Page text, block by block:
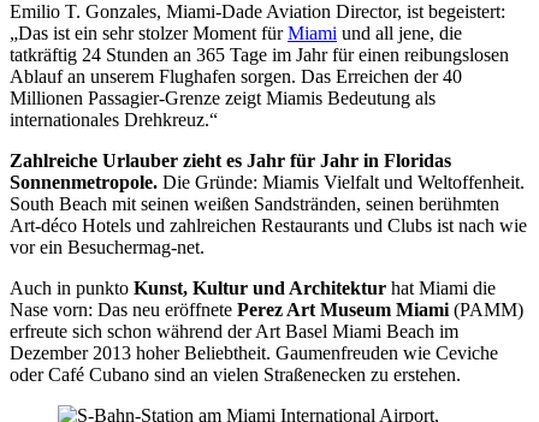
Emilio T. Gonzales, Miami-Dade Aviation Director, ist begeistert:
„Das ist ein sehr stolzer Moment fürMiami und all jene, die
tatkräftig 24 Stunden an 365 Tage im Jahr für einen reibungslosen
Ablauf an unserem Flughafen sorgen. Das Erreichen der 40
Millionen Passagier-Grenze zeigt Miamis Bedeutung als
internationales Drehkreuz.“
Zahlreiche Urlauber zieht es Jahr für Jahr in Floridas
Sonnenmetropole. Die Gründe: Miamis Vielfalt und Weltoffenheit.
South Beach mit seinen weißen Sandstränden, seinen berühmten
Art-déco Hotels und zahlreichen Restaurants und Clubs ist nach wie
vor ein Besuchermag-net.
Auch in punkto Kunst, Kultur und Architektur hat Miami die
Nase vorn: Das neu eröffnete Perez Art Museum Miami (PAMM)
erfreute sich schon während der Art Basel Miami Beach im
Dezember 2013 hoher Beliebtheit. Gaumenfreuden wie Ceviche
oder Café Cubano sind an vielen Straßenecken zu erstehen.